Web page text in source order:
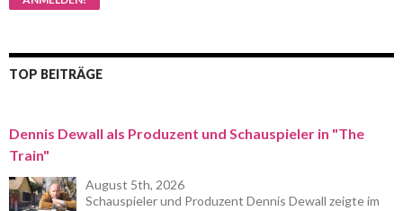
TOP BEITRÄGE
Dennis Dewall als Produzent und Schauspieler in "The
Train"
August 5th, 2026
Schauspieler und Produzent Dennis Dewall zeigte im